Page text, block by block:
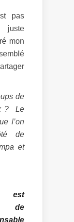
pas
juste
mon
de
? Le
l’on
de
et
est
de